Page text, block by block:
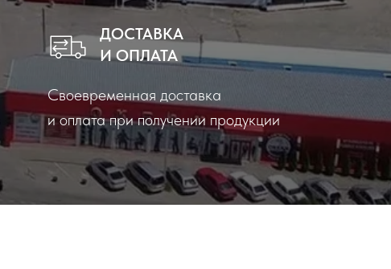
ДОСТАВКА
И ОПЛАТА
Своевременная доставка
и оплата при получении продукции